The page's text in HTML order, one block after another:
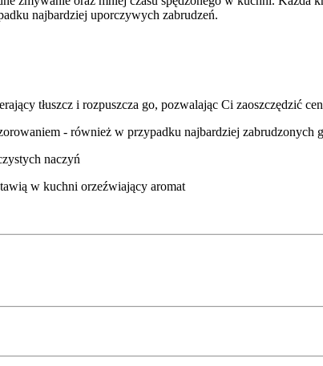
najbardziej uporczywych zabrudzeń.
tłuszcz i rozpuszcza go, pozwalając Ci zaoszczędzić
- również w przypadku najbardziej zabrudzonych
naczyń
w kuchni orzeźwiający aromat